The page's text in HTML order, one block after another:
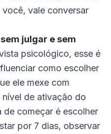
vale conversar
julgar e sem
psicológico, esse é
como escolher
ele mexe com
de ativação do
começar é escolher
por 7 dias, observar